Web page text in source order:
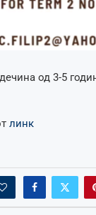
од 3-5
линк